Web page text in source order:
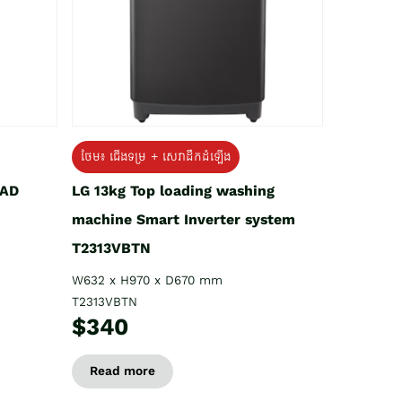
ថែម៖ ជើងទម្រ + សេវាដឹកដំឡើង
LG 13kg Top loading washing
machine Smart Inverter system
T2313VBTN
W632 x H970 x D670 mm
T2313VBTN
$340
Read more